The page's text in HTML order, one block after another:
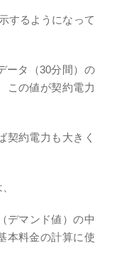
するようになって
ータ（30分間）の
この値が契約電力
契約電力も大きく
デマンド値）の中
本料金の計算に使